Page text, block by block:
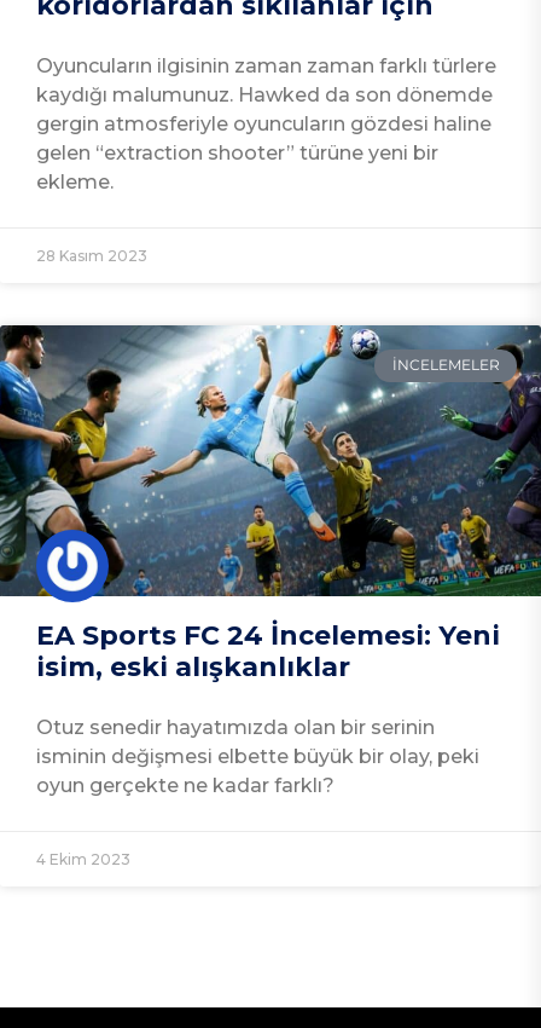
Oyuncuların ilgisinin zaman zaman farklı türlere
kaydığı malumunuz. Hawked da son dönemde
gergin atmosferiyle oyuncuların gözdesi haline
gelen “extraction shooter” türüne yeni bir
ekleme.
28 Kasım 2023
İNCELEMELER
EA Sports FC 24 İncelemesi: Yeni
isim, eski alışkanlıklar
Otuz senedir hayatımızda olan bir serinin
isminin değişmesi elbette büyük bir olay, peki
oyun gerçekte ne kadar farklı?
4 Ekim 2023